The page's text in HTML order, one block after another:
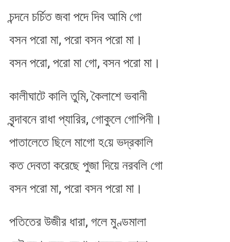
চন্দনে চর্চিত জবা পদে দিব আমি গো
বসন পরো মা, পরো বসন পরো মা।
বসন পরো, পরো মা গো, বসন পরো মা।
কালীঘাটে কালি তুমি, কৈলাশে ভবানী
বৃন্দাবনে রাধা প্যারির, গোকুলে গোপিনী।
পাতালেতে ছিলে মাগো হ​য়ে ভদ্রকালি
কত দেবতা করেছে পুজা দিয়ে নরবলি গো
বসন পরো মা, পরো বসন পরো মা।
পতিতের উজীর ধারা, গলে মুণ্ডমালা